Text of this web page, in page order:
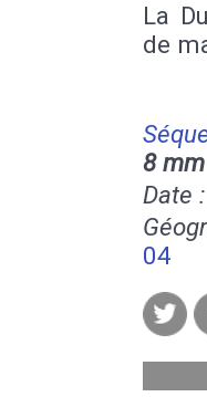
La
de
8 mm
Date :
04